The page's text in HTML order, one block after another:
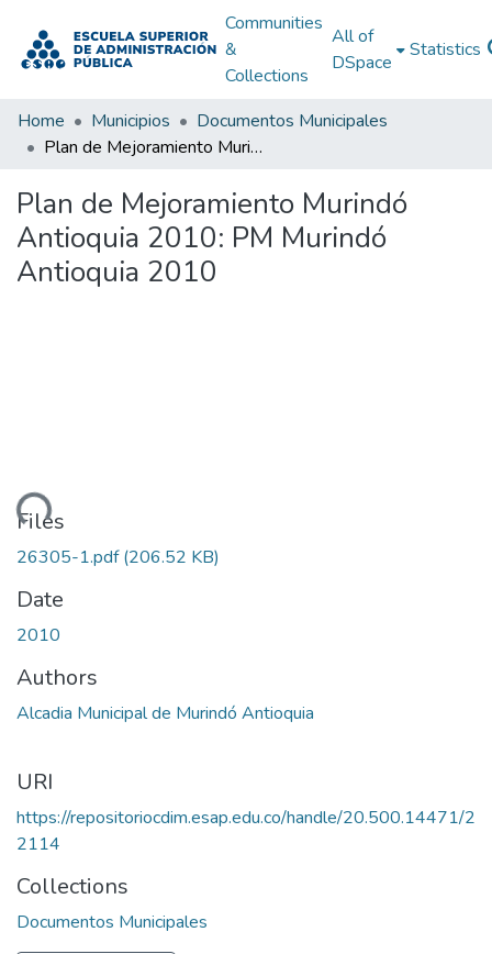
Communities
&
Collections
All of
DSpace
Statistics
Home Municipios
Documentos Municipales
Plan de Mejoramiento Murindó Antioquia 2010: PM Murindó Antioquia 2010
Plan de Mejoramiento Murindó
Antioquia 2010: PM Murindó
Antioquia 2010
Files
26305-1.pdf(206.52 KB)
Date
2010
Authors
Alcadia Municipal de Murindó Antioquia
URI
https://repositoriocdim.esap.edu.co/handle/20.500.14471/2
2114
Collections
Documentos Municipales